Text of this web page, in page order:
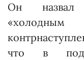
Он назвал
что в